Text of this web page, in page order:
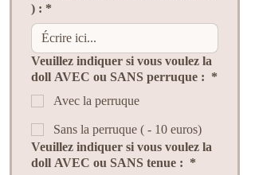
) : *
Veuillez indiquer si vous voulez la
doll AVEC ou SANS perruque : *
Avec la perruque
Sans la perruque ( - 10 euros)
Veuillez indiquer si vous voulez la
doll AVEC ou SANS tenue : *